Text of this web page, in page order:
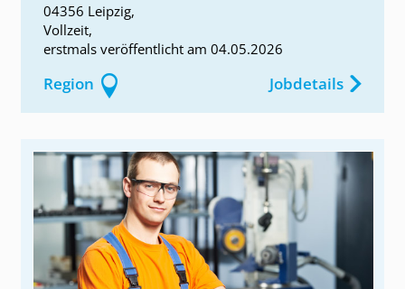
04356 Leipzig,
Vollzeit,
erstmals veröffentlicht am 04.05.2026
Jobdetails
Region